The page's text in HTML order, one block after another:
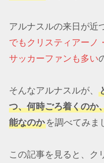
アルナスルの来日が近
でもクリスティアーノ
サッカーファンも多い
そんなアルナスルが、
つ、何時ごろ着くのか
能なのかを調べてみま
この記事を見ると、ク